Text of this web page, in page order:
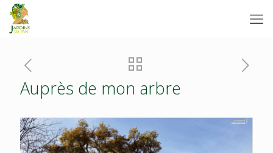
Auprès de mon arbre